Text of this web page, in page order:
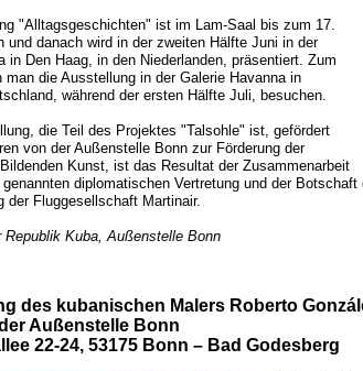
"Alltagsgeschichten" ist im Lam-Saal bis zum 17.
und danach wird in der zweiten Hälfte Juni in der
in Den Haag, in den Niederlanden, präsentiert. Zum
man die Ausstellung in der Galerie Havanna in
während der ersten Hälfte Juli, besuchen.
die Teil des Projektes "Talsohle" ist, gefördert
von der Außenstelle Bonn zur Förderung der
Kunst, ist das Resultat der Zusammenarbeit
diplomatischen Vertretung und der
der Fluggesellschaft Martinair.
Republik Kuba, Außenstelle Bonn
des kubanischen Malers Roberto
Außenstelle Bonn
22-24, 53175 Bonn – Bad Godesberg